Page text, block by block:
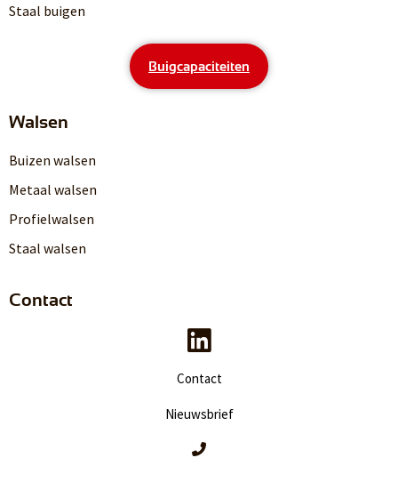
Staal buigen
Buigcapaciteiten
Walsen
Buizen walsen
Metaal walsen
Profielwalsen
Staal walsen
Contact
Contact
Nieuwsbrief